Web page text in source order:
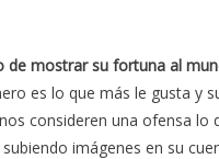
de mostrar su fortuna al
es lo que más le gusta y
consideren una ofensa lo
imágenes en su